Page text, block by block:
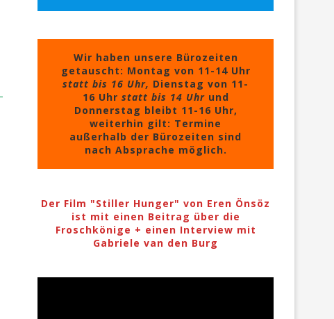
Wir haben unsere Bürozeiten
getauscht: Montag von 11-14 Uhr
statt bis 16 Uhr, Dienstag von 11-
16 Uhr statt bis 14 Uhrund
Donnerstag bleibt 11-16 Uhr,
weiterhin gilt: Termine
außerhalb der Bürozeiten sind
nach Absprache möglich.
Der Film "Stiller Hunger" von Eren Önsöz
ist mit einen Beitrag über die
Froschkönige + einen Interview mit
Gabriele van den Burg